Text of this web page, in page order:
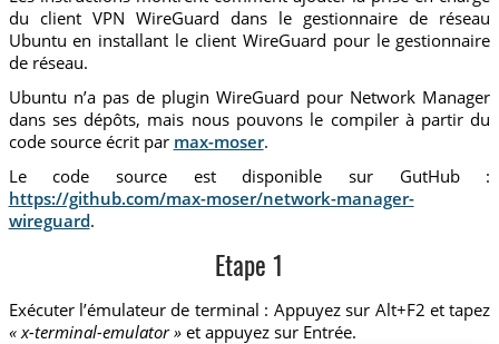
du client VPN WireGuard dans le gestionnaire de réseau
Ubuntu en installant le client WireGuard pour le gestionnaire
de réseau.
Ubuntu n’a pas de plugin WireGuard pour Network Manager
dans ses dépôts, mais nous pouvons le compiler à partir du
code source écrit par max-moser.
Le code source est disponible sur GutHub :
https://github.com/max-moser/network-manager-
wireguard.
Etape 1
Exécuter l’émulateur de terminal : Appuyez sur Alt+F2 et tapez
« x-terminal-emulator »et appuyez sur Entrée.